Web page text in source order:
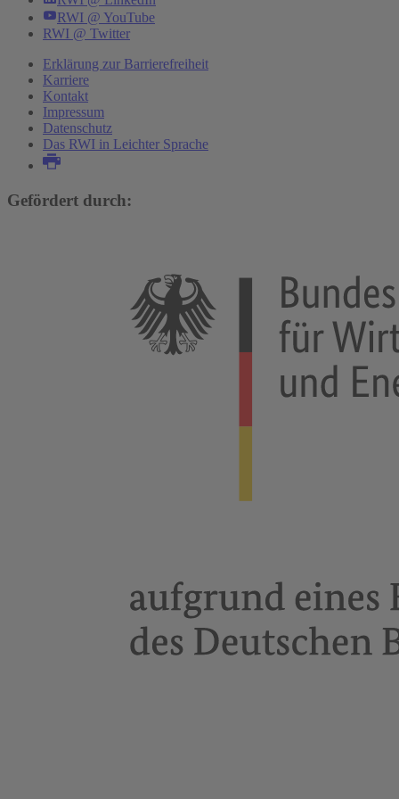
RWI @ YouTube
RWI @ Twitter
Erklärung zur Barrierefreiheit
Karriere
Kontakt
Impressum
Datenschutz
Das RWI in Leichter Sprache
Gefördert durch: